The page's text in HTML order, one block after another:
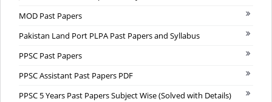
MOD Past Papers
Pakistan Land Port PLPA Past Papers and Syllabus
PPSC Past Papers
PPSC Assistant Past Papers PDF
PPSC 5 Years Past Papers Subject Wise (Solved with Details)